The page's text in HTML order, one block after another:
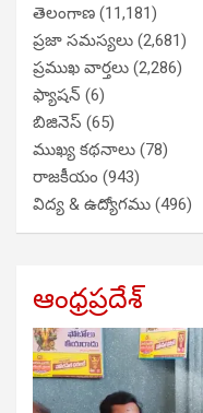
తెలంగాణ (11,181)
ప్రజా సమస్యలు (2,681)
ప్రముఖ వార్తలు (2,286)
ఫ్యాషన్ (6)
బిజినెస్ (65)
ముఖ్య కథనాలు (78)
రాజకీయం (943)
విద్య & ఉద్యోగము (496)
ఆంధ్రప్రదేశ్